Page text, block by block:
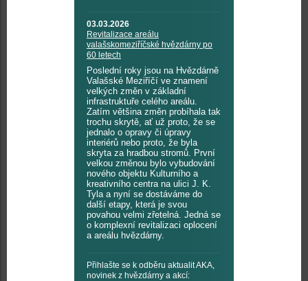
03.03.2026
Revitalizace areálu
valašskomeziříčské hvězdárny po
60 letech
Poslední roky jsou na Hvězdárně
Valašské Meziříčí ve znamení
velkých změn v základní
infrastruktuře celého areálu.
Zatím většina změn probíhala tak
trochu skrytě, ať už proto, že se
jednalo o opravy či úpravy
interiérů nebo proto, že byla
skryta za hradbou stromů. První
velkou změnou bylo vybudování
nového objektu Kulturního a
kreativního centra na ulici J. K.
Tyla a nyní se dostáváme do
další etapy, která je svou
povahou velmi zřetelná. Jedná se
o komplexní revitalizaci oplocení
a areálu hvězdárny.
Přihlašte se k odběru aktualit AKA,
novinek z hvězdárny a akcí: